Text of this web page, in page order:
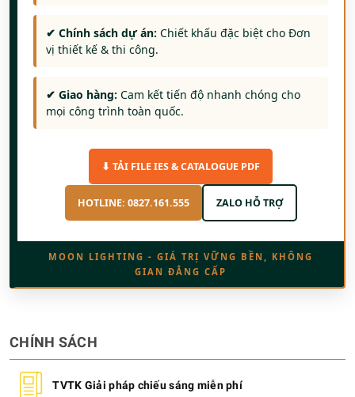
✔ Chính sách dự án: Chiết khấu đặc biệt cho Đơn
vị thiết kế & thi công.
✔ Giao hàng: Cam kết tiến độ nhanh chóng cho
mọi công trình toàn quốc.
⬇ TẢI FILE IES & CATALOGUE PDF
HOTLINE: 0827.161.555 ZALO HỖ TRỢ
MOON LIGHTING - GIÁ TRỊ VỮNG BỀN, KHÔNG
GIAN ĐẲNG CẤP
CHÍNH SÁCH
TVTK Giải pháp chiếu sáng miễn phí